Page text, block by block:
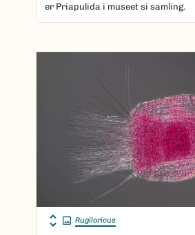
er Priapulida i museet si samling.
Rugiloricus